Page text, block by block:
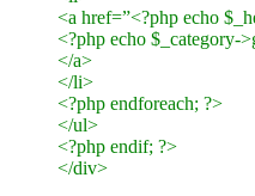
<a href=”<?php echo
<?php echo $_category-
</a>
</li>
<?php endforeach; ?>
</ul>
<?php endif; ?>
</div>